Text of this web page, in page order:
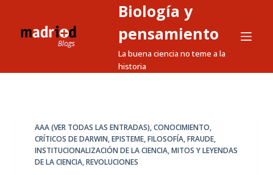
a
Biología y
pensamiento
La buena ciencia no teme a la
historia
AAA (VER TODAS LAS ENTRADAS),CONOCIMIENTO,
CRÍTICOS DE DARWIN,EPISTEME,FILOSOFÍA,FRAUDE,
INSTITUCIONALIZACIÓN DE LA CIENCIA,MITOS Y LEYENDAS
DE LA CIENCIA,REVOLUCIONES